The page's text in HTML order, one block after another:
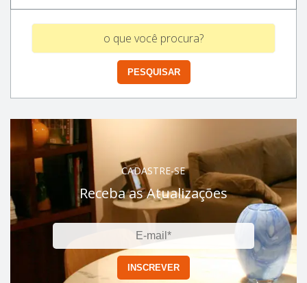
CADASTRE-SE
Receba as Atualizações